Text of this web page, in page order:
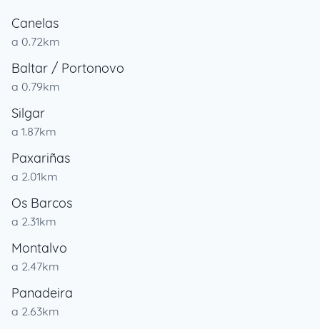
Canelas
a 0.72km
Baltar / Portonovo
a 0.79km
Silgar
a 1.87km
Paxariñas
a 2.01km
Os Barcos
a 2.31km
Montalvo
a 2.47km
Panadeira
a 2.63km